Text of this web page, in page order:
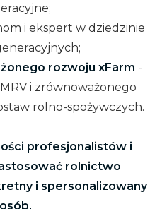
i ekspert w dziedzinie
rozwoju xFarm -
i zrównoważonego
rolno-spożywczych.
profesjonalistów i
rolnictwo
i spersonalizowany